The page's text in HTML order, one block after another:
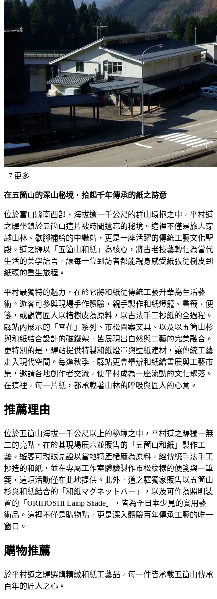
+7 更多
在五箇山的深山秘境，拾起千年傳承的紙之詩意
位於富山縣南西部、海拔逾一千公尺的群山環抱之中，平村道
之驛坐鎮於五箇山這片被時間遺忘的秘境。這裡不僅是旅人穿
越山林、歇腳補給的中繼站，更是一座活躍的傳統工藝文化聖
殿。道之驛以「五箇山和紙」為核心，將古老技藝轉化為當代
生活的美學語言，讓每一位到訪者都能親身感受紙張從樹皮到
紙張的重生旅程。
平村最獨特的魅力，在於它將和紙從傳統工藝升華為生活藝
術。遊客可參與現場手作體驗，親手製作和紙燈籠、書籤、便
箋，或觀賞匠人以楮樹皮為原料，以古法手工抄紙的全過程。
驛站內展示的「雪花」系列、市松圖案文具、以及以五箇山杉
與和紙結合設計的磁鐵架，皆展現出自然與工藝的完美融合。
更特別的是，驛站提供特製和紙燈罩與壁紙建材，讓傳統工藝
走入現代空間。每逢秋季，驛站更會舉辦和紙繪畫展與工藝市
集，邀請各地創作者交流，使平村成為一座流動的文化聚落。
在這裡，每一片紙，都承載著山林的呼吸與匠人的心意。
推薦理由
位於五箇山海拔一千公尺以上的秘境之中，平村道之驛獨一無
二的亮點，在於其現場展示並販售的「五箇山和紙」製作工
藝。遊客可親眼見證以當地特產楮麻為原料，經傳統手法手工
抄造的和紙，並在專屬工作室體驗製作市松紋樣的便箋與一筆
箋，這項活動僅在此地提供。此外，道之驛獨家販售以五箇山
杉與和紙結合的「和紙マグネットバー」，以及可作為照明裝
置的「ORIHOSHI Lamp Shade」，皆為全日本少見的實用藝
術品。這裡不僅是購物點，更是深入體驗百年傳承工藝的唯一
窗口。
購物推薦
於平村道之驛選購精緻和紙工藝品，每一件皆承載五箇山傳承
百年的匠人之心。